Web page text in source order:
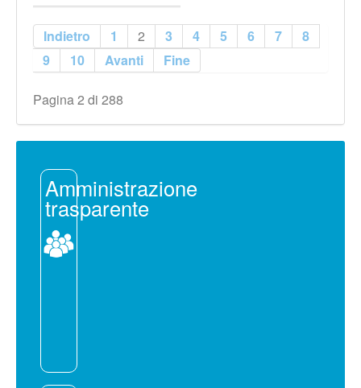
Indietro 1 2 3 4 5 6 7
8
9
10 Avanti Fine
Pagina 2 di 288
Amministrazione
trasparente